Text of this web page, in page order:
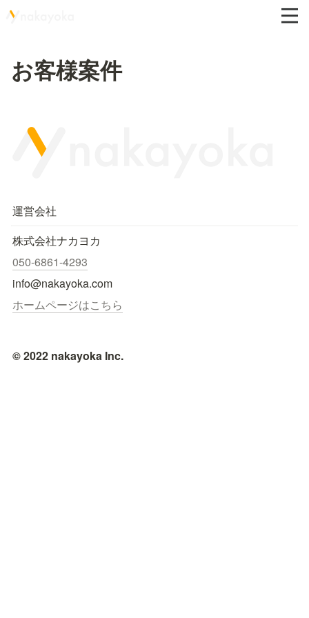
お客様案件
運営会社
株式会社ナカヨカ
050-6861-4293
info@nakayoka.com
ホームページはこちら
© 2022 nakayoka Inc.